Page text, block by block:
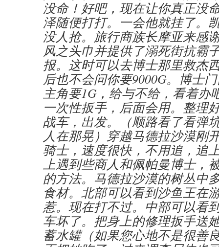
没命！好吧，现在让你真正没
泽随便打打。一会他就挂了。
没人抢。旅行商族长摩亚来感
风之头巾并提供了溺死街抗霸
报。这时可以去博士那里救杰
后也不会问你要9000G。博士
主角要1G，给与不给，看着办
一次性扳手，后面会用。整理
战车，出发。（顺路看了看弹
人在那晃）穿越马德拉沙漠刚
骑士，速度很快，不用追，追
上遇到些商人和佩帕曼博士，
的方法。马德拉沙漠的树丛中
食材。北部可以看到沙鱼王在
惹。现在打不过。中部可以看
车坏了。把身上的修理扳手送
蓄水罐（如果您心地不是很善